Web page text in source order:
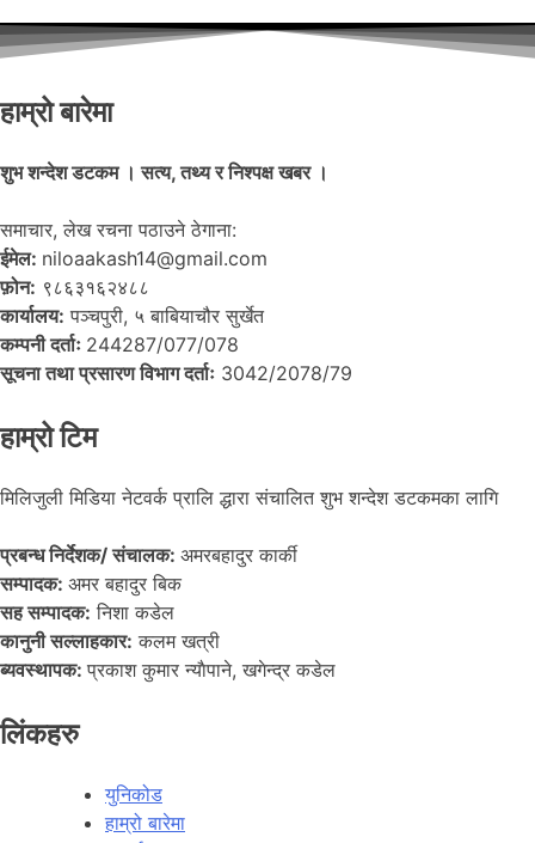
हाम्रो बारेमा
शुभ शन्देश डटकम । सत्य, तथ्य र निश्पक्ष खबर ।
समाचार, लेख रचना पठाउने ठेगाना:
ईमेल: niloaakash14@gmail.com
फ़ोन: ९८६३१६२४८८
कार्यालय: पञ्चपुरी, ५ बाबियाचौर सुर्खेत
कम्पनी दर्ताः 244287/077/078
सूचना तथा प्रसारण विभाग दर्ताः 3042/2078/79
हाम्रो टिम
मिलिजुली मिडिया नेटवर्क प्रालि द्धारा संचालित शुभ शन्देश डटकमका लागि
प्रबन्ध निर्देशक/ संचालक: अमरबहादुर कार्की
सम्पादक: अमर बहादुर बिक
सह सम्पादक: निशा कडेल
कानुनी सल्लाहकार: कलम खत्री
ब्यवस्थापक:प्रकाश कुमार न्याैपाने, खगेन्द्र कडेल
लिंकहरु
युनिकोड
हाम्रो बारेमा